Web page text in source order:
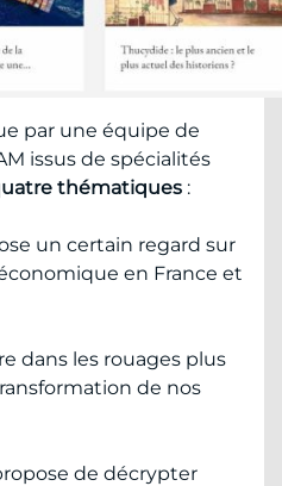
par une équipe de
issus de spécialités
thématiques :
un certain regard sur
en France et
dans les rouages plus
de nos
de décrypter